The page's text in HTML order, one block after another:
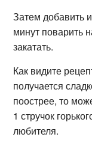
Затем добавить
минут поварить
закатать.
Как видите
получается
поострее, то
1 стручок
любителя.